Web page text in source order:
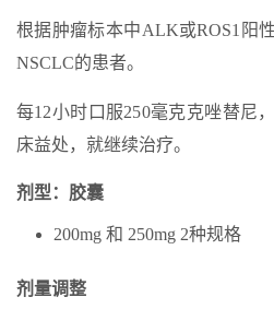
根据肿瘤标本中ALK或ROS1阳
NSCLC的患者。
每12小时口服250毫克克唑替尼
床益处，就继续治疗。
剂型：胶囊
200mg 和 250mg 2种规格
剂量调整